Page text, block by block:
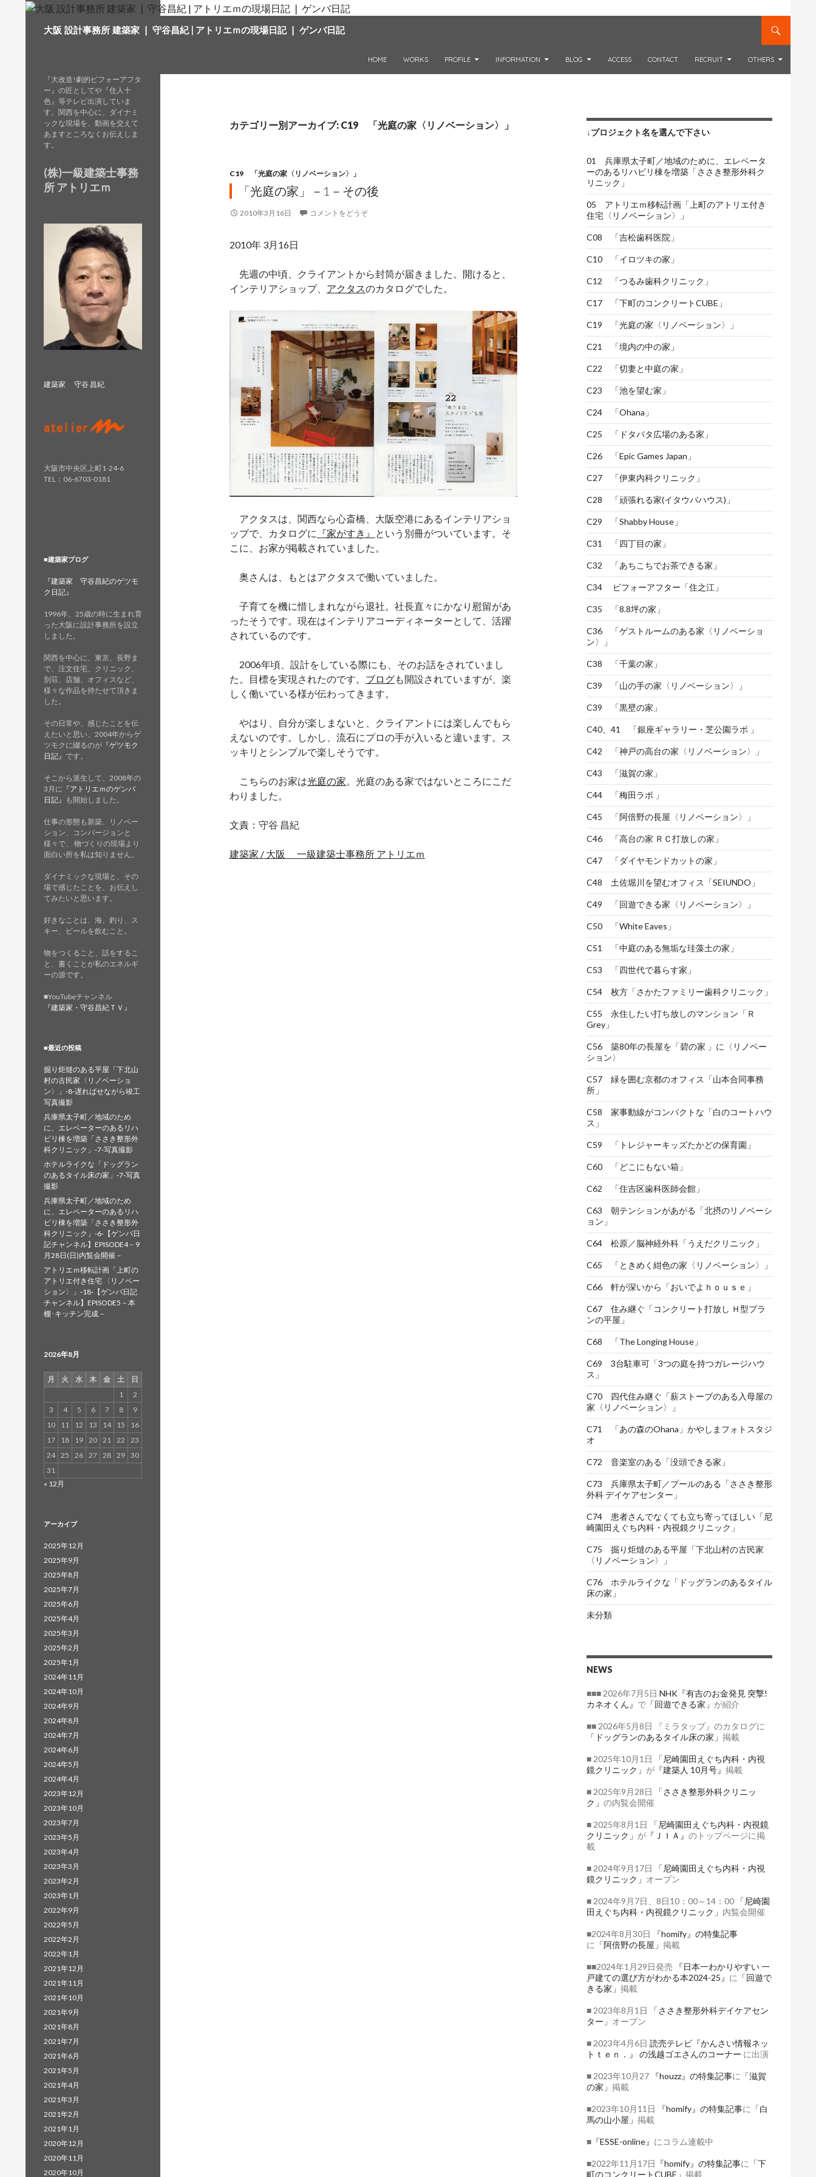
大阪 設計事務所 建築家 ❘ 守谷昌紀 | アトリエｍの現場日記 ❘ ゲンバ日記
HOME WORKS PROFILE INFORMATION BLOG ACCESS CONTACT RECRUIT OTHERS
カテゴリー別アーカイブ: C19 「光庭の家〈リノベーション〉」
C19 「光庭の家〈リノベーション〉」
「光庭の家」－1－その後
2010年3月16日 コメントをどうぞ
2010年 3月16日
先週の中頃、クライアントから封筒が届きました。開けると、
インテリアショップ、 アクタスのカタログでした。
アクタスは、関西なら心斎橋、大阪空港にあるインテリアショ
ップで、カタログに 『家がすき』
という別冊がついています。そ
こに、お家が掲載されていました。
奥さんは、もとはアクタスで働いていました。
子育てを機に惜しまれながら退社。社長直々にかなり慰留があ
ったそうです。現在はインテリアコーディネーターとして、活躍
されているのです。
2006年頃、設計をしている際にも、そのお話をされていまし
た。目標を実現されたのです。 ブログも開設されていますが、楽
しく働いている様が伝わってきます。
やはり、自分が楽しまないと、クライアントには楽しんでもら
えないのです。しかし、流石にプロの手が入いると違います。ス
ッキリとシンプルで楽しそうです。
こちらのお家は光庭の家 。光庭のある家ではないところにこだ
わりました。
文責：守谷 昌紀
建築家 / 大阪 一級建築士事務所 アトリエｍ
↓プロジェクト名を選んで下さい
01 兵庫県太子町／地域のために、エレベータ
ーのあるリハビリ棟を増築「ささき整形外科ク
リニック」
05 アトリエｍ移転計画「上町のアトリエ付き
住宅〈リノベーション〉」
C08 「吉松歯科医院」
C10 「イロツキの家」
C12 「つるみ歯科クリニック」
C17 「下町のコンクリートCUBE」
C19 「光庭の家〈リノベーション〉」
C21 「境内の中の家」
C22 「切妻と中庭の家」
C23 「池を望む家」
C24 「Ohana」
C25 「ドタバタ広場のある家」
C26 「Epic Games Japan」
C27 「伊東内科クリニック」
C28 「頑張れる家(イタウバハウス)」
C29 「Shabby House」
C31 「四丁目の家」
C32 「あちこちでお茶できる家」
C34 ビフォーアフター「住之江」
C35 「8.8坪の家」
C36 「ゲストルームのある家〈リノベーショ
ン〉」
C38 「千葉の家」
C39 「山の手の家〈リノベーション〉」
C39 「黒壁の家」
C40、41 「銀座ギャラリー・芝公園ラボ 」
C42 「神戸の高台の家〈リノベーション〉」
C43 「滋賀の家」
C44 「梅田ラボ 」
C45 「阿倍野の長屋〈リノベーション〉」
C46 「高台の家 ＲＣ打放しの家」
C47 「ダイヤモンドカットの家」
C48 土佐堀川を望むオフィス「SEIUNDO」
C49 「回遊できる家〈リノベーション〉」
C50 「White Eaves」
C51 「中庭のある無垢な珪藻土の家」
C53 「四世代で暮らす家」
C54 枚方「さかたファミリー歯科クリニック」
C55 永住したい打ち放しのマンション「Ｒ
Grey」
C56 築80年の長屋を「碧の家 」に〈リノベー
ション〉
C57 緑を囲む京都のオフィス「山本合同事務
所」
C58 家事動線がコンパクトな「白のコートハウ
ス」
C59 「トレジャーキッズたかどの保育園」
C60 「どこにもない箱」
C62 「住吉区歯科医師会館」
C63 朝テンションがあがる「北摂のリノベーシ
ョン」
C64 松原／脳神経外科「うえだクリニック」
C65 「ときめく紺色の家〈リノベーション〉」
C66 軒が深いから「おいでよｈｏｕｓｅ」
C67 住み継ぐ「コンクリート打放し Ｈ型プラ
ンの平屋」
C68 「The Longing House」
C69 3台駐車可「3つの庭を持つガレージハウ
ス」
C70 四代住み継ぐ「薪ストーブのある入母屋の
家〈リノベーション〉」
C71 「あの森のOhana」かやしまフォトスタジ
オ
C72 音楽室のある「没頭できる家」
C73 兵庫県太子町／プールのある「ささき整形
外科 デイケアセンター」
C74 患者さんでなくても立ち寄ってほしい「尼
崎園田えぐち内科・内視鏡クリニック」
C75 掘り炬燵のある平屋「下北山村の古民家
〈リノベーション〉」
C76 ホテルライクな「ドッグランのあるタイル
床の家」
未分類
NEWS
■■■ 2026年7月5日 NHK『有吉のお金発見 突撃!
カネオくん』 で 「回遊できる家」 が紹介
■■ 2026年5月8日 『ミラタップ』のカタログに
「ドッグランのあるタイル床の家」 掲載
■ 2025年10月1日
「尼崎園田えぐち内科・内視
鏡クリニック」 が 『建築人 10月号』 掲載
■ 2025年9月28日
「ささき整形外科クリニッ
ク」 の内覧会開催
■ 2025年8月1日
「尼崎園田えぐち内科・内視鏡
クリニック」 が 『ＪＩＡ』 のトップページに掲
載
■ 2024年9月17日
「尼崎園田えぐち内科・内視
鏡クリニック」 オープン
■ 2024年9月7日、8日10：00～14：00
「尼崎園
田えぐち内科・内視鏡クリニック」 内覧会開催
■2024年8月30日
『homify』の特集記事
に 「阿倍野の長屋」 掲載
■■2024年1月29日発売
『日本一わかりやすい 一
戸建ての選び方がわかる本2024-25』 に 「回遊で
きる家」 掲載
■ 2023年8月1日
「ささき整形外科デイケアセン
ター」 オープン
■ 2023年4月6日 読売テレビ『かんさい情報ネッ
トｔｅｎ．』 の浅越ゴエさんのコーナー に出演
■ 2023年10月27 『houzz』の特集記事に 「滋賀
の家」 掲載
■2023年10月11日 『homify』の特集記事に 「白
馬の山小屋」 掲載
■ 『ESSE-online』 にコラム連載中
■2022年11月17日 『homify』の特集記事に 「下
町のコンクリートCUBE」 掲載
『大改造!劇的ビフォーアフタ
ー』の匠としてや『住人十
色』等テレビ出演していま
す。関西を中心に、ダイナミ
ックな現場を、動画を交えて
あますところなくお伝えしま
す。
(株)一級建築士事務
所 アトリエｍ
建築家 守谷 昌紀
大阪市中央区上町1-24-6
TEL：06-6703-0181
■建築家ブログ
『建築家 守谷昌紀のゲツモ
ク日記』
1996年、25歳の時に生まれ育
った大阪に設計事務所を設立
しました。
関西を中心に、東京、長野ま
で、注文住宅、クリニック、
別荘、店舗、オフィスなど、
様々な作品を持たせて頂きま
した。
その日常や、感じたことを伝
えたいと思い、2004年からゲ
ツモクに綴るのが 『ゲツモク
日記』 です。
そこから派生して、2008年の
3月に 『アトリエｍのゲンバ
日記』 も開始しました。
仕事の形態も新築、リノベー
ション、コンバージョンと
様々で、 物づくりの現場より
面白い所を私は知りません。
ダイナミックな現場と、その
場で感じたことを、お伝えし
てみたいと思います。
好きなことは、海、釣り、ス
キー、ビールを飲むこと。
物をつくること、話をするこ
と、書くことが私のエネルギ
ーの源です。
■YouTubeチャンネル
『建築家・守谷昌紀ＴＶ』
■最近の投稿
掘り炬燵のある平屋「下北山
村の古民家〈リノベーショ
ン〉」‐8‐遅ればせながら竣工
写真撮影
兵庫県太子町／地域のため
に、エレベーターのあるリハ
ビリ棟を増築「ささき整形外
科クリニック」‐7‐写真撮影
ホテルライクな「ドッグラン
のあるタイル床の家」‐7‐写真
撮影
兵庫県太子町／地域のため
に、エレベーターのあるリハ
ビリ棟を増築「ささき整形外
科クリニック」‐6‐【ゲンバ日
記チャンネル】EPISODE4－9
月28日(日)内覧会開催－
アトリエｍ移転計画「上町の
アトリエ付き住宅 〈リノベー
ション〉」‐18‐【ゲンバ日記
チャンネル】EPISODE5－本
棚･キッチン完成－
2026年8月
月 火 水 木 金 土
日
1
2
3
4 5 6 7 8
9
10
11 12 13 14 15
16
17
18 19 20 21 22
23
24 25 26 27 28 29 30
31
« 12月
アーカイブ
2025年12月
2025年9月
2025年8月
2025年7月
2025年6月
2025年4月
2025年3月
2025年2月
2025年1月
2024年11月
2024年10月
2024年9月
2024年8月
2024年7月
2024年6月
2024年5月
2024年4月
2023年12月
2023年10月
2023年7月
2023年5月
2023年4月
2023年3月
2023年2月
2023年1月
2022年9月
2022年5月
2022年2月
2022年1月
2021年12月
2021年11月
2021年10月
2021年9月
2021年8月
2021年7月
2021年6月
2021年5月
2021年4月
2021年3月
2021年2月
2021年1月
2020年12月
2020年11月
2020年10月